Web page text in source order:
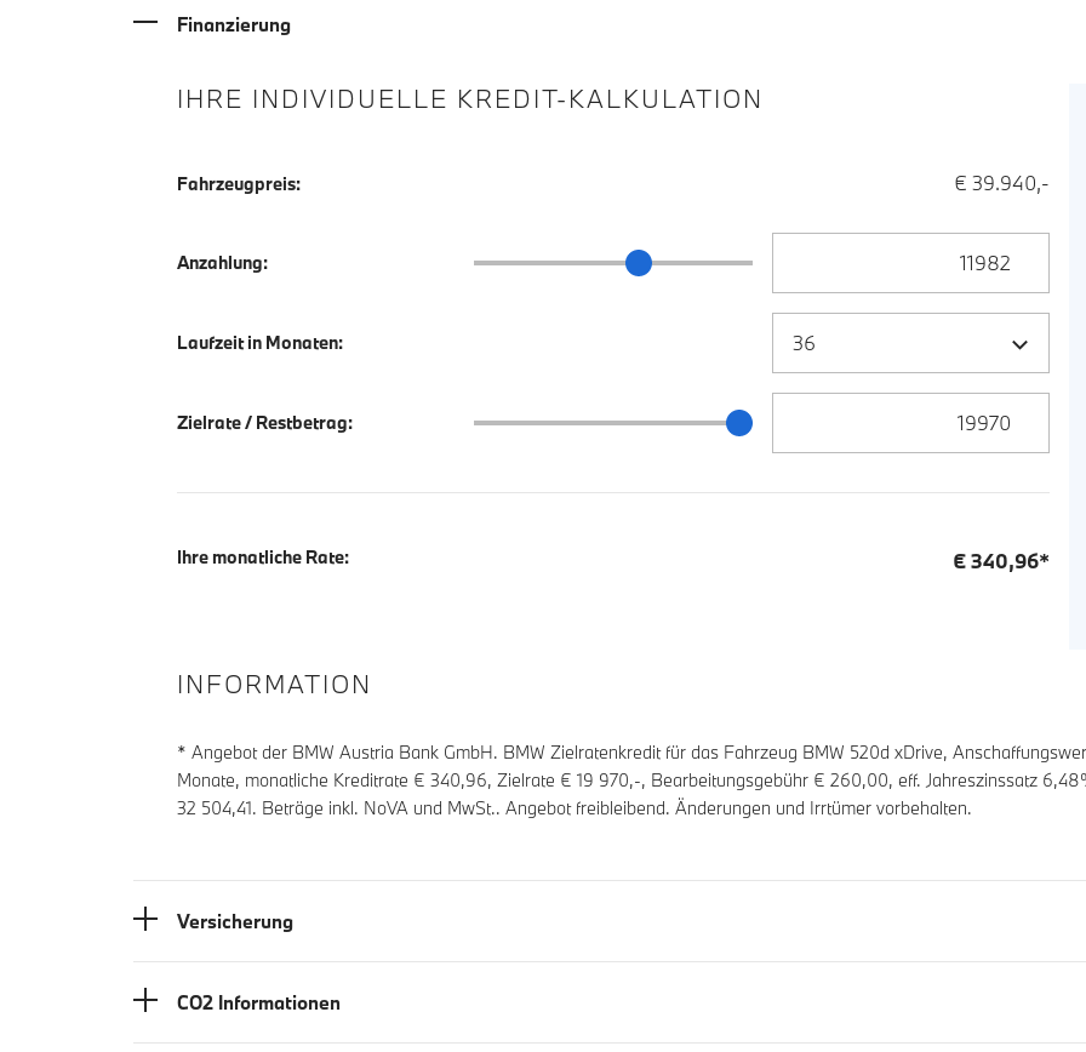
Finanzierung
IHRE INDIVIDUELLE KREDIT-KALKULATION
Fahrzeugpreis: € 39.940,-
Anzahlung: Anzahlung Schieberegler
Laufzeit in Monaten:
Zielrate / Restbetrag: Zielrate / Restbetrag Schieberegler
Ihre monatliche Rate: €340,96*
INFORMATION
* Angebot der BMW Austria Bank GmbH. BMW Zielratenkredit für das Fahrzeug BMW 520d xDrive,
Monate, monatliche Kreditrate € 340,96, Zielrate € 19 970,-, Bearbeitungsgebühr € 260,00, eff. Jahreszinssatz 6,48
32 504,41. Beträge inkl. NoVA und MwSt.. Angebot freibleibend. Änderungen und Irrtümer vorbehalten.
Versicherung
CO2 Informationen